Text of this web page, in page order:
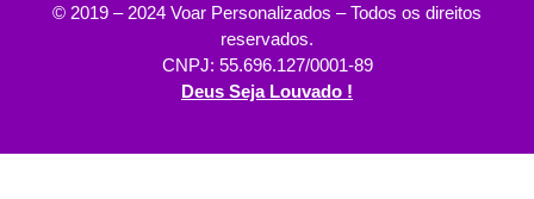
© 2019 – 2024 Voar Personalizados – Todos os direitos
reservados.
CNPJ: 55.696.127/0001-89
Deus Seja Louvado !